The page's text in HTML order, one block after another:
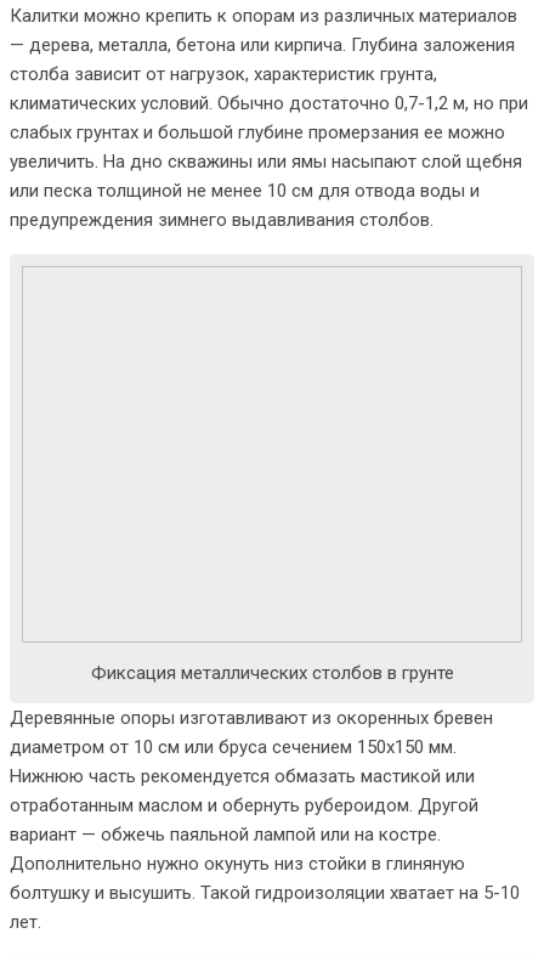
Калитки можно крепить к опорам из различных материалов
— дерева, металла, бетона или кирпича. Глубина заложения
столба зависит от нагрузок, характеристик грунта,
климатических условий. Обычно достаточно 0,7-1,2 м, но при
слабых грунтах и большой глубине промерзания ее можно
увеличить. На дно скважины или ямы насыпают слой щебня
или песка толщиной не менее 10 см для отвода воды и
предупреждения зимнего выдавливания столбов.
Фиксация металлических столбов в грунте
Деревянные опоры изготавливают из окоренных бревен
диаметром от 10 см или бруса сечением 150х150 мм.
Нижнюю часть рекомендуется обмазать мастикой или
отработанным маслом и обернуть рубероидом. Другой
вариант — обжечь паяльной лампой или на костре.
Дополнительно нужно окунуть низ стойки в глиняную
болтушку и высушить. Такой гидроизоляции хватает на 5-10
лет.